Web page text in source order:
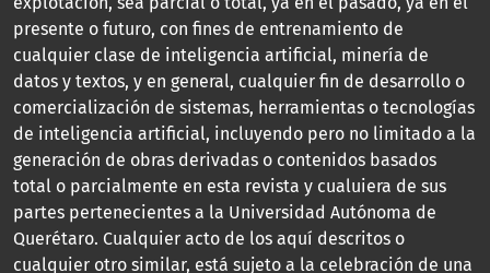
presente o futuro, con fines de entrenamiento de
cualquier clase de inteligencia artificial, minería de
datos y textos, y en general, cualquier fin de desarrollo o
comercialización de sistemas, herramientas o tecnologías
de inteligencia artificial, incluyendo pero no limitado a la
generación de obras derivadas o contenidos basados
total o parcialmente en esta revista y cualuiera de sus
partes pertenecientes a la Universidad Autónoma de
Querétaro. Cualquier acto de los aquí descritos o
cualquier otro similar, está sujeto a la celebración de una